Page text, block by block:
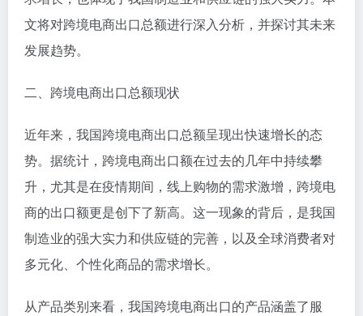
文将对跨境电商出口总额进行深入分析，并探讨其未来
发展趋势。
二、跨境电商出口总额现状
近年来，我国跨境电商出口总额呈现出快速增长的态
势。据统计，跨境电商出口额在过去的几年中持续攀
升，尤其是在疫情期间，线上购物的需求激增，跨境电
商的出口额更是创下了新高。这一现象的背后，是我国
制造业的强大实力和供应链的完善，以及全球消费者对
多元化、个性化商品的需求增长。
从产品类别来看，我国跨境电商出口的产品涵盖了服